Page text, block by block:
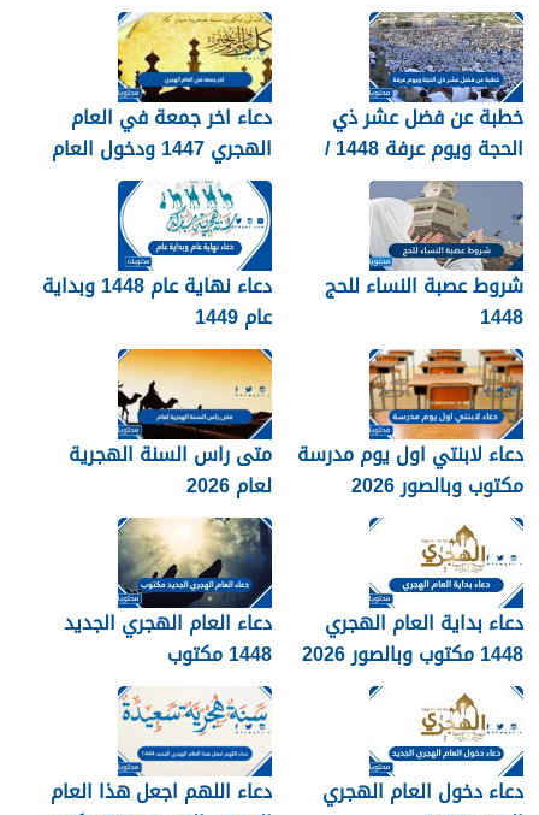
خطبة عن فضل عشر ذي
الحجة ويوم عرفة 1448 /
2026
دعاء اخر جمعة في العام
الهجري 1447 ودخول العام
الجديد 1448
شروط عصبة النساء للحج
1448
دعاء نهاية عام 1448 وبداية
عام 1449
دعاء لابنتي اول يوم مدرسة
مكتوب وبالصور 2026
متى راس السنة الهجرية
لعام 2026
دعاء بداية العام الهجري
1448 مكتوب وبالصور 2026
دعاء العام الهجري الجديد
1448 مكتوب
دعاء دخول العام الهجري
دعاء اللهم اجعل هذا العام